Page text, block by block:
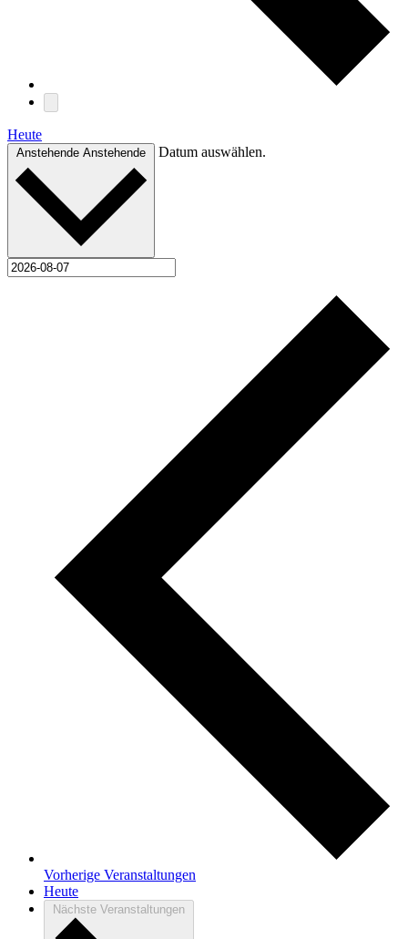
Heute
Anstehende Anstehende Datum auswählen.
Vorherige Veranstaltungen
Heute
Nächste Veranstaltungen